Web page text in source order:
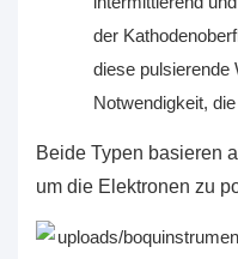
der
diese pulsierende
Notwendigkeit,
Beide Typen basieren
um die Elektronen zu